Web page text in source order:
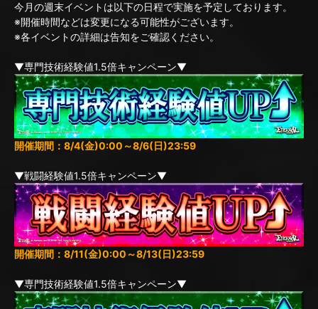
今月の週末イベントは以下の日程で実施を予定しております。
※開催時間などは変更になる可能性がございます。
※各イベントの詳細は告知をご確認ください。
▼専門技術経験値1.5倍キャンペーン▼
開催期間：8/4(金)0:00～8/6(日)23:59
▼戦闘経験値1.5倍キャンペーン▼
開催期間：8/11(金)0:00～8/13(日)23:59
▼専門技術経験値1.5倍キャンペーン▼